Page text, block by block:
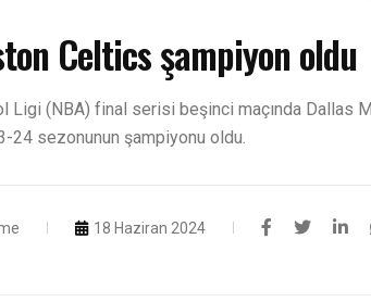
Celtics şampiyon oldu
Ligi (NBA) final serisi beşinci maçında Dallas
24 sezonunun şampiyonu oldu.
18 Haziran 2024